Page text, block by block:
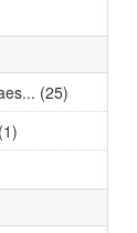
(25)